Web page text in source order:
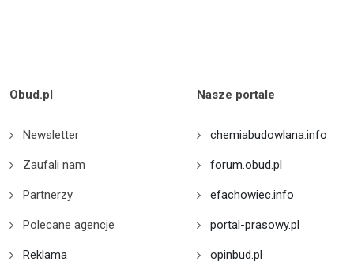
Obud.pl
Newsletter
Zaufali nam
Partnerzy
Polecane agencje
Reklama
Nasze portale
chemiabudowlana.info
forum.obud.pl
efachowiec.info
portal-prasowy.pl
opinbud.pl